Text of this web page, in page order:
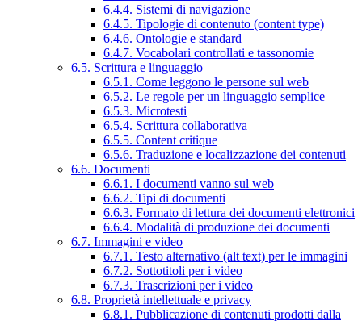
6.4.4. Sistemi di navigazione
6.4.5. Tipologie di contenuto (content type)
6.4.6. Ontologie e standard
6.4.7. Vocabolari controllati e tassonomie
6.5. Scrittura e linguaggio
6.5.1. Come leggono le persone sul web
6.5.2. Le regole per un linguaggio semplice
6.5.3. Microtesti
6.5.4. Scrittura collaborativa
6.5.5. Content critique
6.5.6. Traduzione e localizzazione dei contenuti
6.6. Documenti
6.6.1. I documenti vanno sul web
6.6.2. Tipi di documenti
6.6.3. Formato di lettura dei documenti elettronici
6.6.4. Modalità di produzione dei documenti
6.7. Immagini e video
6.7.1. Testo alternativo (alt text) per le immagini
6.7.2. Sottotitoli per i video
6.7.3. Trascrizioni per i video
6.8. Proprietà intellettuale e privacy
6.8.1. Pubblicazione di contenuti prodotti dalla